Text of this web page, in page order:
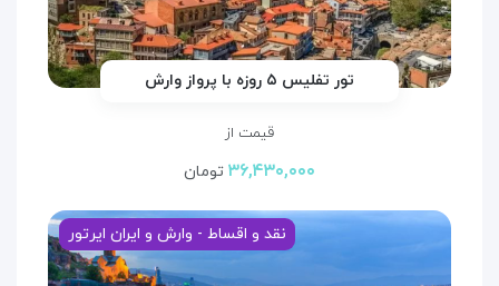
تور تفلیس ۵ روزه با پرواز وارش
قیمت از
۳۶,۴۳۰,۰۰۰ تومان
نقد و اقساط - وارش و ایران ایرتور